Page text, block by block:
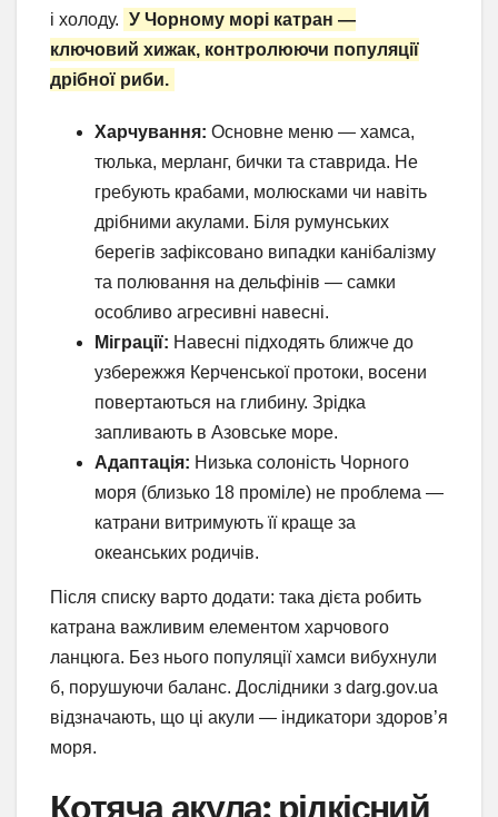
і холоду. У Чорному морі катран —
ключовий хижак, контролюючи популяції
дрібної риби.
Харчування: Основне меню — хамса,
тюлька, мерланг, бички та ставрида. Не
гребують крабами, молюсками чи навіть
дрібними акулами. Біля румунських
берегів зафіксовано випадки канібалізму
та полювання на дельфінів — самки
особливо агресивні навесні.
Міграції: Навесні підходять ближче до
узбережжя Керченської протоки, восени
повертаються на глибину. Зрідка
запливають в Азовське море.
Адаптація: Низька солоність Чорного
моря (близько 18 проміле) не проблема —
катрани витримують її краще за
океанських родичів.
Після списку варто додати: така дієта робить
катрана важливим елементом харчового
ланцюга. Без нього популяції хамси вибухнули
б, порушуючи баланс. Дослідники з darg.gov.ua
відзначають, що ці акули — індикатори здоров’я
моря.
Котяча акула: рідкісний